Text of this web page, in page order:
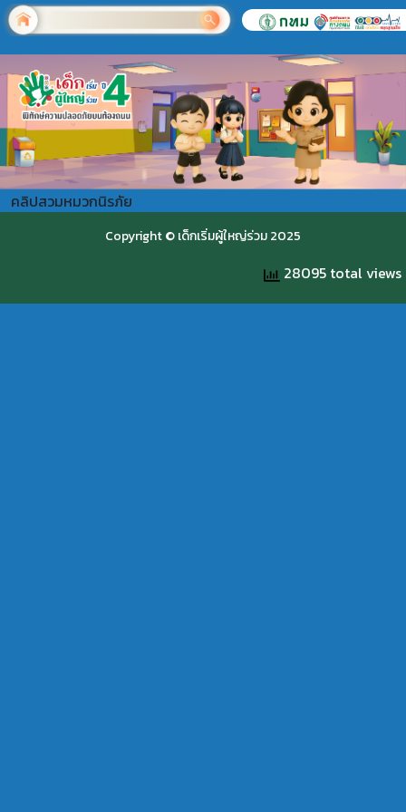
คลิปสวมหมวกนิรภัย
Copyright © เด็กเริ่มผู้ใหญ่ร่วม 2025
28095 total views